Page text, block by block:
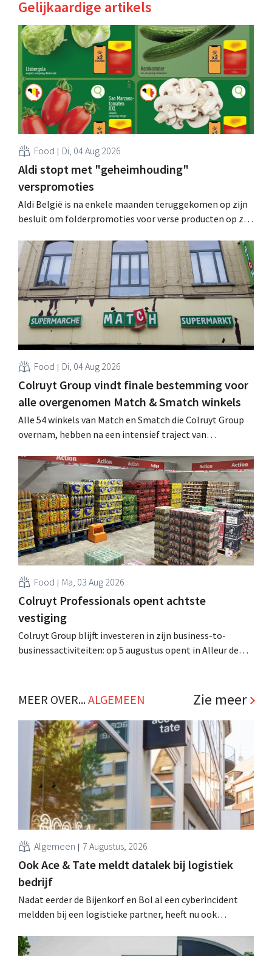
Gelijkaardige artikels
Food Di, 04 Aug 2026
Aldi stopt met "geheimhouding"
verspromoties
Aldi België is na enkele maanden teruggekomen op zijn
besluit om folderpromoties voor verse producten op zijn
werking treden: "Onze klanten willen goed
geïnformeerd worden." .
Food Di, 04 Aug 2026
Colruyt Group vindt finale bestemming voor
alle overgenomen Match & Smatch winkels
Alle 54 winkels van Match en Smatch die Colruyt Group
overnam, hebben na een intensief traject van
Al is die bestemming voor sommige panden een sluiting.
Food Ma, 03 Aug 2026
Colruyt Professionals opent achtste
vestiging
Colruyt Group blijft investeren in zijn business-to-
businessactiviteiten: op 5 augustus opent in Alleur de
klanten. .
MEER OVER...ALGEMEEN Zie meer
Algemeen 7 Augustus, 2026
Ook Ace & Tate meldt datalek bij logistiek
bedrijf
Nadat eerder de Bijenkorf en Bol al een cyberincident
meldden bij een logistieke partner, heeft nu ook
datalek. Financiële gegevens, gebruikersnamen en